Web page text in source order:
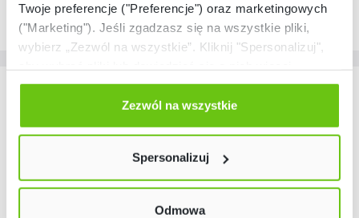
Twoje preferencje ("Preferencje") oraz marketingowych
("Marketing"). Jeśli zgadzasz się na wszystkie pliki,
wybierz „Zezwól na wszystkie”. Kliknij "Spersonalizuj",
Odmów zgody poprzez przycisk „Odmowa”. Wtedy
użyjemy tylko plików niezbędnych dla naszej strony.
Twój wybór możesz zmienić przez kliknięcie przycisku w
Polityce prywatności
Zezwól na wszystkie
Spersonalizuj
Odmowa